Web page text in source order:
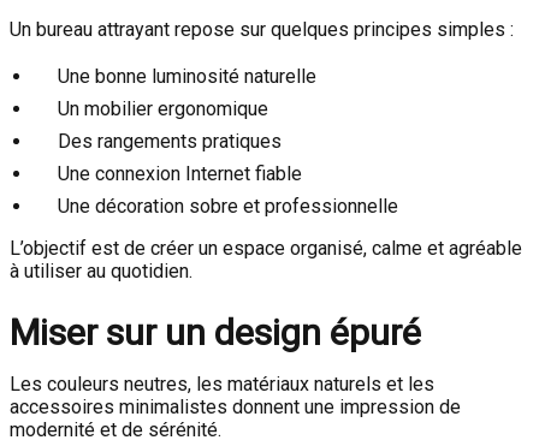
Un bureau attrayant repose sur quelques principes simples :
Une bonne luminosité naturelle
Un mobilier ergonomique
Des rangements pratiques
Une connexion Internet fiable
Une décoration sobre et professionnelle
L’objectif est de créer un espace organisé, calme et agréable
à utiliser au quotidien.
Miser sur un design épuré
Les couleurs neutres, les matériaux naturels et les
accessoires minimalistes donnent une impression de
modernité et de sérénité.